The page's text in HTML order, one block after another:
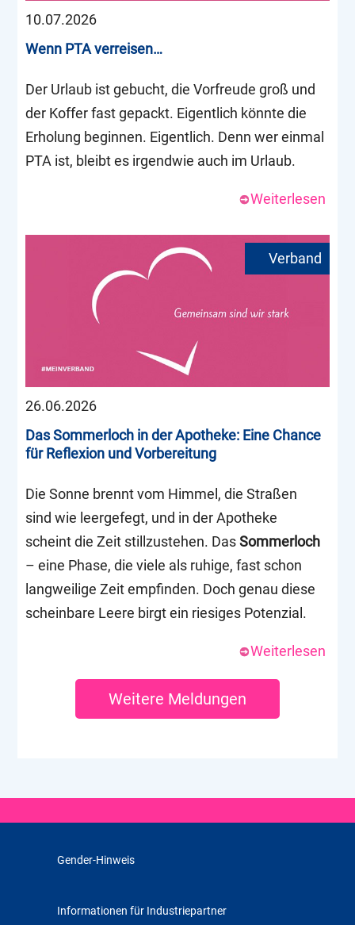
10.07.2026
Wenn PTA verreisen…
Der Urlaub ist gebucht, die Vorfreude groß und
der Koffer fast gepackt. Eigentlich könnte die
Erholung beginnen. Eigentlich. Denn wer einmal
PTA ist, bleibt es irgendwie auch im Urlaub.
Weiterlesen
26.06.2026
Das Sommerloch in der Apotheke: Eine Chance
für Reflexion und Vorbereitung
Die Sonne brennt vom Himmel, die Straßen
sind wie leergefegt, und in der Apotheke
scheint die Zeit stillzustehen. DasSommerloch
– eine Phase, die viele als ruhige, fast schon
langweilige Zeit empfinden. Doch genau diese
scheinbare Leere birgt ein riesiges Potenzial.
Weiterlesen
Weitere Meldungen
Informationen für Industriepartner
Gender-Hinweis